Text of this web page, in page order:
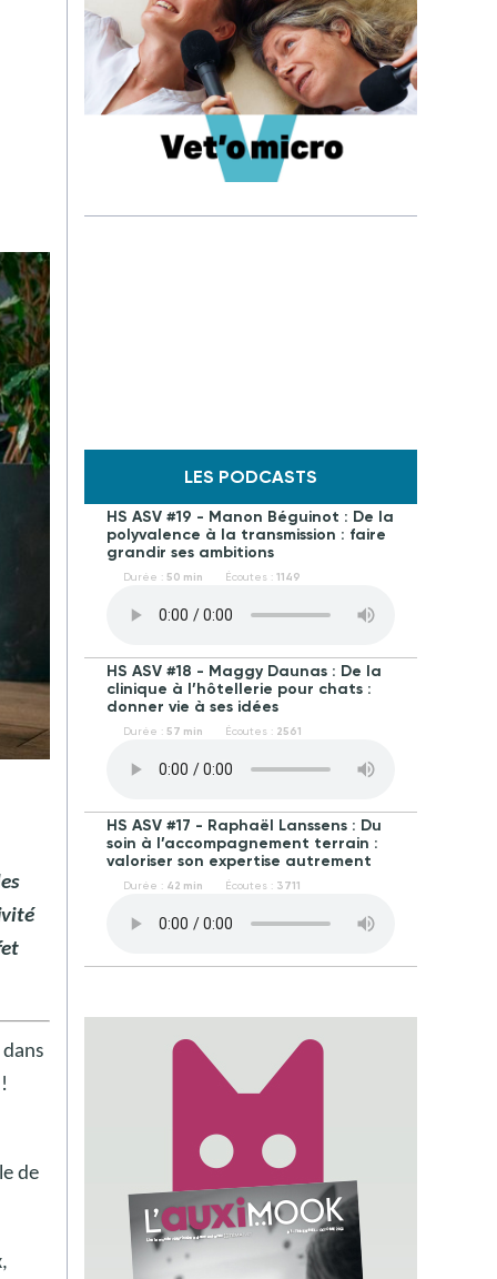
!
de
LES PODCASTS
HS ASV #19 - Manon Béguinot : De la
polyvalence à la transmission : faire
grandir ses ambitions
Durée : 50 min Écoutes : 1149
HS ASV #18 - Maggy Daunas : De la
clinique à l’hôtellerie pour chats :
donner vie à ses idées
Durée : 57 min Écoutes : 2561
HS ASV #17 - Raphaël Lanssens : Du
soin à l’accompagnement terrain :
valoriser son expertise autrement
Durée : 42 min Écoutes : 3711